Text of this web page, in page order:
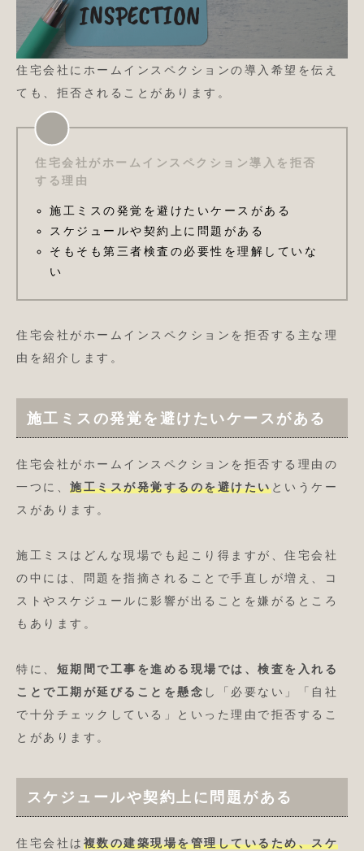
住宅会社にホームインスペクションの導入希望を伝え
ても、拒否されることがあります。
住宅会社がホームインスペクション導入を拒否
する理由
施工ミスの発覚を避けたいケースがある
スケジュールや契約上に問題がある
そもそも第三者検査の必要性を理解していな
い
住宅会社がホームインスペクションを拒否する主な理
由を紹介します。
施工ミスの発覚を避けたいケースがある
住宅会社がホームインスペクションを拒否する理由の
一つに、 施工ミスが発覚するのを避けたいというケー
スがあります。
施工ミスはどんな現場でも起こり得ますが、住宅会社
の中には、問題を指摘されることで手直しが増え、コ
ストやスケジュールに影響が出ることを嫌がるところ
もあります。
特に、 短期間で工事を進める現場では、検査を入れる
ことで工期が延びることを懸念 し「必要ない」「自社
で十分チェックしている」といった理由で拒否するこ
とがあります。
スケジュールや契約上に問題がある
住宅会社は 複数の建築現場を管理しているため、スケ